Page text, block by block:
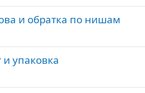
и обратка по нишам
и упаковка